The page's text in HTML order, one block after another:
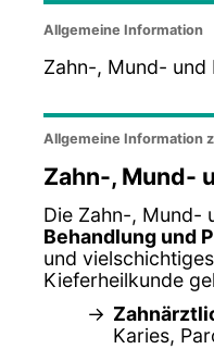
Allgemeine Information
Zahn-, Mund- und
Allgemeine Information
Zahn-, Mund-
Die Zahn-, Mund-
Behandlung und
und
Kieferheilkunde
Karies,